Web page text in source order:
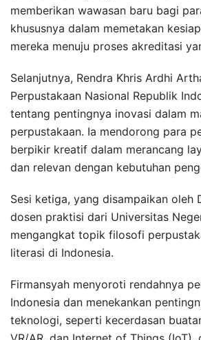
memberikan wawasan baru bagi
khususnya dalam memetakan
mereka menuju proses akreditasi
Selanjutnya, Rendra Khris Ardhi
Perpustakaan Nasional Republik
tentang pentingnya inovasi dalam
perpustakaan. Ia mendorong para
berpikir kreatif dalam merancang
dan relevan dengan kebutuhan
Sesi ketiga, yang disampaikan oleh
dosen praktisi dari Universitas
mengangkat topik filosofi
literasi di Indonesia.
Firmansyah menyoroti rendahnya
Indonesia dan menekankan
teknologi, seperti kecerdasan